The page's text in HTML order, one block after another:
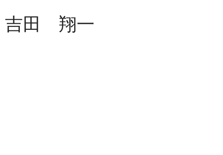
吉田 翔一